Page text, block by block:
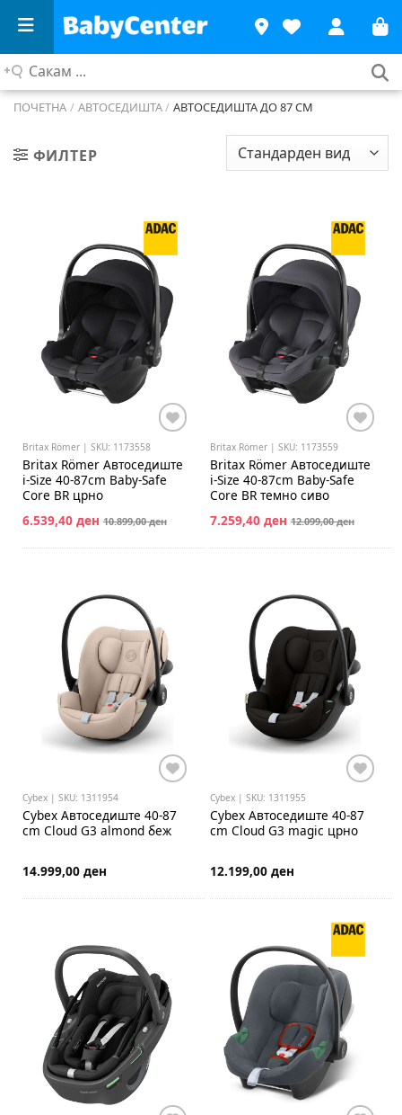
Сакам
ПОЧЕТНА / АВТОСЕДИШТА / АВТОСЕДИШТА ДО 87 СМ
ФИЛТЕР
Britax Römer | SKU: 1173558
Britax RömerAвтоседиште
i-Size 40-87cm Baby-Safe
Core BR црно
6.539,40 ден 10.899,00 ден
Britax Römer | SKU: 1173559
Britax RömerАвтоседиште
i-Size 40-87cm Baby-Safe
Core BR темно сиво
7.259,40 ден 12.099,00 ден
Cybex | SKU: 1311954
CybexАвтоседиште 40-87
cm Cloud G3 almond беж
14.999,00 ден
Cybex | SKU: 1311955
CybexАвтоседиште 40-87
cm Cloud G3 magic црно
12.199,00 ден